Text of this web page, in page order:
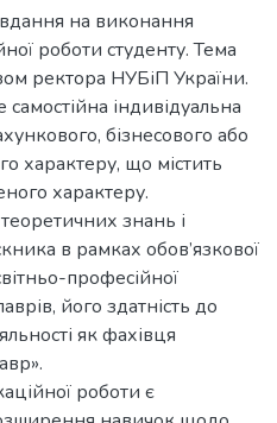
на виконання
роботи студенту. Тема
ректора НУБіП України.
індивідуальна
бізнесового або
характеру, що містить
характеру.
знань і
в рамках обов’язкової
професійної
його здатність до
як фахівця
роботи є